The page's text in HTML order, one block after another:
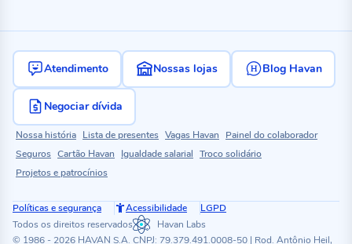
Atendimento Nossas lojas Blog Havan
Negociar dívida
Nossa história Lista de presentes Vagas Havan
Painel do colaborador
Seguros Cartão Havan Igualdade salarial Troco solidário
Projetos e patrocínios
Políticas e segurança Acessibilidade
LGPD
Todos os direitos reservados
Havan Labs
© 1986 - 2026 HAVAN S.A. CNPJ: 79.379.491.0008-50 | Rod. Antônio Heil,